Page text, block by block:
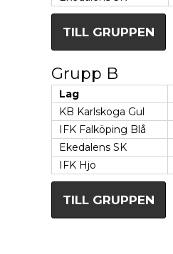
TILL GRUPPEN
Grupp B
Lag
KB Karlskoga Gul
IFK Falköping Blå
Ekedalens SK
IFK Hjo
TILL GRUPPEN